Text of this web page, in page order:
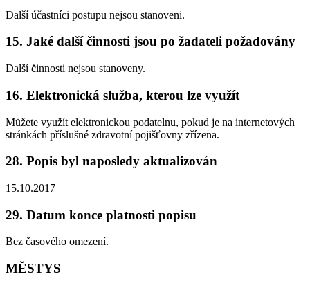
Další účastníci postupu nejsou stanoveni.
15. Jaké další činnosti jsou po žadateli požadovány
Další činnosti nejsou stanoveny.
16. Elektronická služba, kterou lze využít
Můžete využít elektronickou podatelnu, pokud je na internetových
stránkách příslušné zdravotní pojišťovny zřízena.
28. Popis byl naposledy aktualizován
15.10.2017
29. Datum konce platnosti popisu
Bez časového omezení.
MĚSTYS